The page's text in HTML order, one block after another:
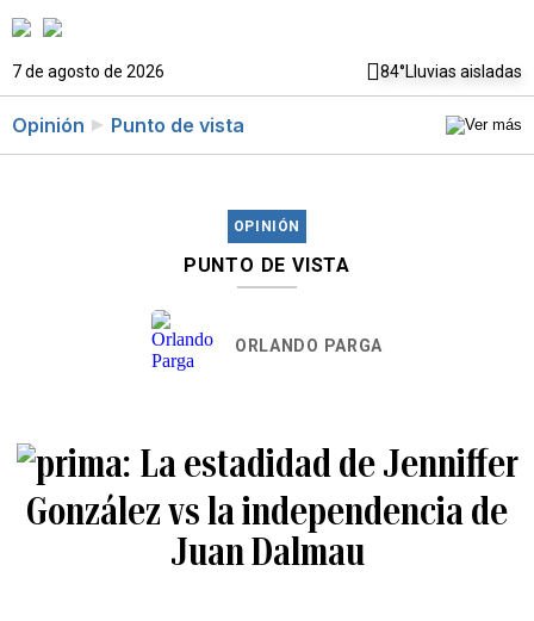
7 de agosto de 2026 84°Lluvias aisladas
Opinión Punto de vista
OPINIÓN
PUNTO DE VISTA
ORLANDO PARGA
La estadidad de Jenniffer
González vs la independencia de
Juan Dalmau